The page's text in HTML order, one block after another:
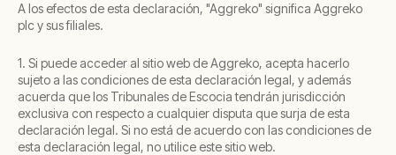
A los efectos de esta declaración, "Aggreko" significa Aggreko
plc y sus filiales.
1. Si puede acceder al sitio web de Aggreko, acepta hacerlo
sujeto a las condiciones de esta declaración legal, y además
acuerda que los Tribunales de Escocia tendrán jurisdicción
exclusiva con respecto a cualquier disputa que surja de esta
declaración legal. Si no está de acuerdo con las condiciones de
esta declaración legal, no utilice este sitio web.